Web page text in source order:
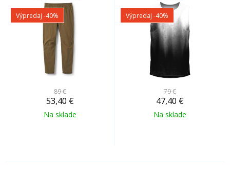
Výpredaj -40%
89 €
53,40 €
Na sklade
Výpredaj -40%
79 €
47,40 €
Na sklade